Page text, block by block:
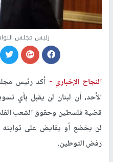
رئيس مجلس
النجاح الإخباري - أكد رئيس
الأحد، أن لبنان لن يقبل بأي
قضية فلسطين وحقوق الشعب
لن يخضع أو يقايض على ثوابته
رفض التوطين.